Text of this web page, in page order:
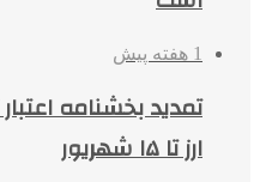
1 هفته پیش
تمدید بخشنامه
ارز تا ۱۵ شهریور